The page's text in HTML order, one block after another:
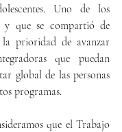
Uno de los
y que se compartió de
prioridad de avanzar
que puedan
global de las personas
programas.
que el Trabajo